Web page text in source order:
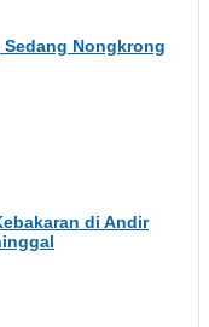
Sedang Nongkrong
di Andir